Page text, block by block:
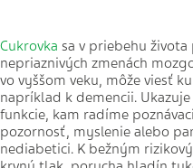
Cukrovka sa v priebehu
nepriaznivých zmenách
vo vyššom veku, môže viesť
napríklad k demencii.
funkcie, kam radíme
pozornosť, myslenie alebo
nediabetici. K bežným